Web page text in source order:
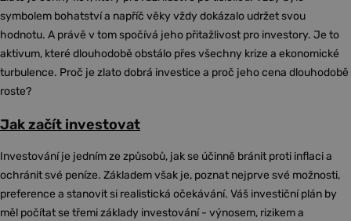
symbolem bohatství a napříč věky vždy dokázalo udržet svou
hodnotu. A právě v tom spočívá jeho přitažlivost pro investory. Je to
aktivum, které dlouhodobě obstálo přes všechny krize a ekonomické
turbulence. Proč je zlato dobrá investice a proč jeho cena dlouhodobě
roste?
Jak začít investovat
Investování je jedním ze způsobů, jak se účinně bránit proti inflaci a
ochránit své peníze. Základem však je, poznat nejprve své možnosti,
preference a stanovit si realistická očekávání. Váš investiční plán by
měl počítat se třemi základy investování - výnosem, rizikem a